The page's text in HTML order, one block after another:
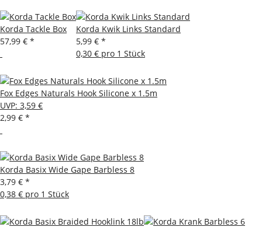
Korda Tackle Box
57,99 € *
Korda Kwik Links Standard
5,99 € *
0,30 € pro 1 Stück
Fox Edges Naturals Hook Silicone x 1.5m
UVP: 3,59 €
2,99 € *
Korda Basix Wide Gape Barbless 8
3,79 € *
0,38 € pro 1 Stück